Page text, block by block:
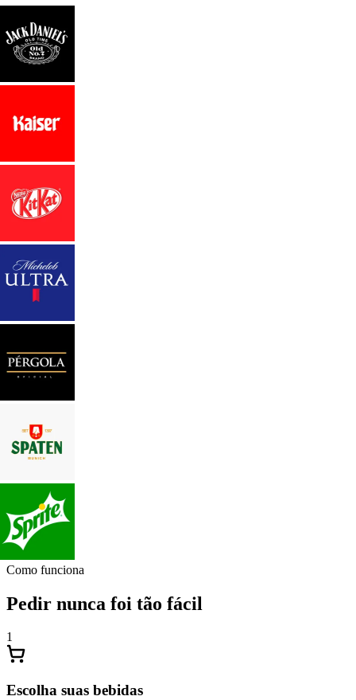
Como funciona
Pedir nunca foi tão fácil
1
Escolha suas bebidas